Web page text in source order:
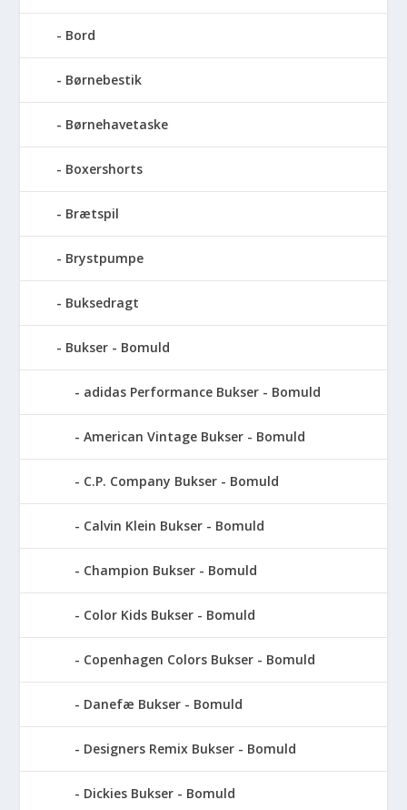
Bord
Børnebestik
Børnehavetaske
Boxershorts
Brætspil
Brystpumpe
Buksedragt
Bukser - Bomuld
adidas Performance Bukser - Bomuld
American Vintage Bukser - Bomuld
C.P. Company Bukser - Bomuld
Calvin Klein Bukser - Bomuld
Champion Bukser - Bomuld
Color Kids Bukser - Bomuld
Copenhagen Colors Bukser - Bomuld
Danefæ Bukser - Bomuld
Designers Remix Bukser - Bomuld
Dickies Bukser - Bomuld